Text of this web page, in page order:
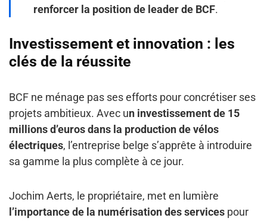
renforcer la position de leader de BCF.
Investissement et innovation : les
clés de la réussite
BCF ne ménage pas ses efforts pour concrétiser ses
projets ambitieux. Avec un investissement de 15
millions d’euros dans la production de vélos
électriques, l’entreprise belge s’apprête à introduire
sa gamme la plus complète à ce jour.
Jochim Aerts, le propriétaire, met en lumière
l’importance de la numérisation des services pour